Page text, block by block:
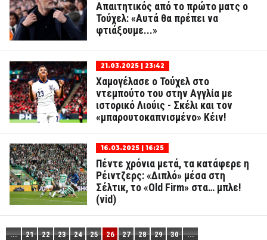
Απαιτητικός από το πρώτο ματς ο
Τούχελ: «Αυτά θα πρέπει να
φτιάξουμε...»
21.03.2025 | 23:42
Χαμογέλασε ο Τούχελ στο
ντεμπούτο του στην Αγγλία με
ιστορικό Λιούις - Σκέλι και τον
«μπαρουτοκαπνισμένο» Κέιν!
16.03.2025 | 16:25
Πέντε χρόνια μετά, τα κατάφερε η
Ρέιντζερς: «Διπλό» μέσα στη
Σέλτικ, το «Old Firm» στα… μπλε!
(vid)
... 21 22 23 24 25 26 27 28 29 30 ...